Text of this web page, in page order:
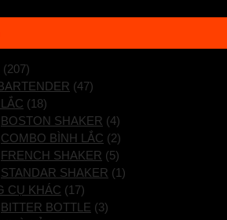
(207)
(47)
(18)
BOSTON SHAKER (4)
COMBO BÌNH LẮC (2)
FRENCH SHAKER (5)
STANDAR SHAKER (1)
CỤ KHÁC (17)
BITTER BOTTLE (3)